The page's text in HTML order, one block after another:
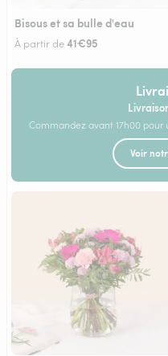
Bisous et sa bulle d'eau
À partir de41€95
Commandez avant 17h00
Voir